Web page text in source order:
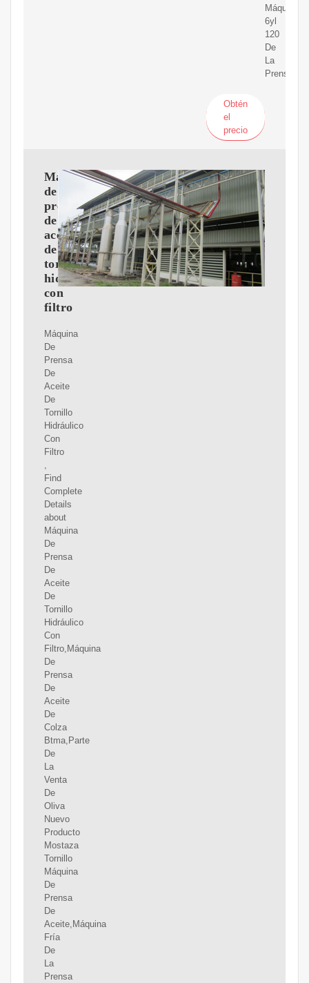
Máquina
6yl
120
De
La
Prensa
Obtén
el
precio
Máquina
de
prensa
de
aceite
de
tornillo
hidráulico
con
filtro
Máquina
De
Prensa
De
Aceite
De
Tornillo
Hidráulico
Con
Filtro
,
Find
Complete
Details
about
Máquina
De
Prensa
De
Aceite
De
Tornillo
Hidráulico
Con
Filtro,Máquina
De
Prensa
De
Aceite
De
Colza
Btma,Parte
De
La
Venta
De
Oliva
Nuevo
Producto
Mostaza
Tornillo
Máquina
De
Prensa
De
Aceite,Máquina
Fría
De
La
Prensa